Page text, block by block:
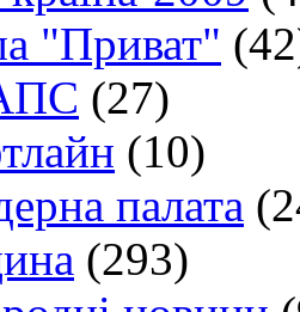
"Приват"
(27)
(10)
палата
(293)